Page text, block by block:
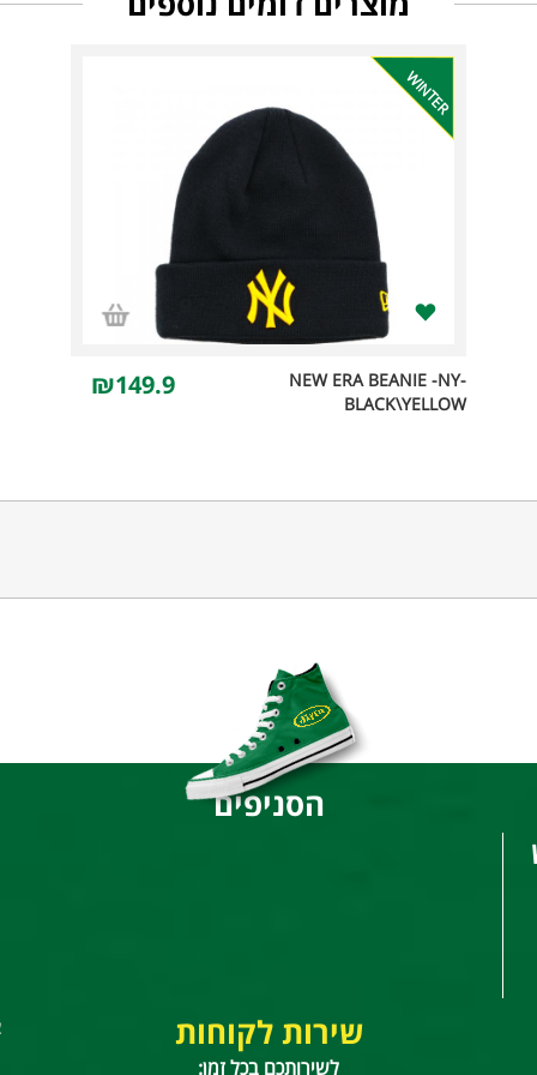
WINTER
NEW ERA BEANIE -NY-
BLACK\YELLOW
₪149.9
הסניפים
שירות לקוחות
לשירותכם בכל זמן: